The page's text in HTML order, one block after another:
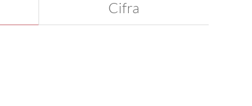
Cifra